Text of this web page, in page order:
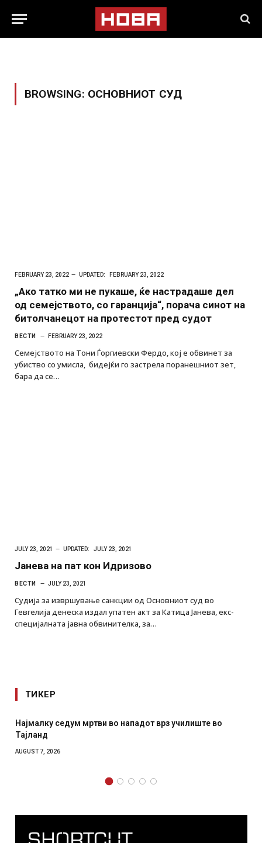
BROWSING: ОСНОВНИОТ СУД
FEBRUARY 23, 2022 UPDATED: FEBRUARY 23, 2022
„Ако татко ми не пукаше, ќе настрадаше дел
од семејството, со гаранција“, порача синот на
битолчанецот на протестот пред судот
ВЕСТИ FEBRUARY 23, 2022
Семејството на Тони Ѓоргиевски Фердо, кој е обвинет за
убиство со умисла, бидејќи го застрела поранешниот зет,
бара да се…
JULY 23, 2021 UPDATED: JULY 23, 2021
Јанева на пат кон Идризово
ВЕСТИ JULY 23, 2021
Судија за извршување санкции од Основниот суд во
Гевгелија денеска издал упатен акт за Катица Јанева, екс-
специјалната јавна обвинителка, за…
ТИКЕР
СОЗИС: Украинците повеќе им веруваат на
отколку на Зеленски
AUGUST 7, 2026